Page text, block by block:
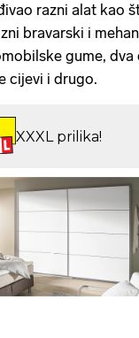
razni alat kao
bravarski i
gume, dva
cijevi i drugo.